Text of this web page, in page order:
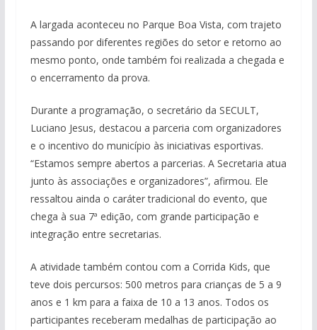
A largada aconteceu no Parque Boa Vista, com trajeto
passando por diferentes regiões do setor e retorno ao
mesmo ponto, onde também foi realizada a chegada e
o encerramento da prova.
Durante a programação, o secretário da SECULT,
Luciano Jesus, destacou a parceria com organizadores
e o incentivo do município às iniciativas esportivas.
“Estamos sempre abertos a parcerias. A Secretaria atua
junto às associações e organizadores”, afirmou. Ele
ressaltou ainda o caráter tradicional do evento, que
chega à sua 7ª edição, com grande participação e
integração entre secretarias.
A atividade também contou com a Corrida Kids, que
teve dois percursos: 500 metros para crianças de 5 a 9
anos e 1 km para a faixa de 10 a 13 anos. Todos os
participantes receberam medalhas de participação ao